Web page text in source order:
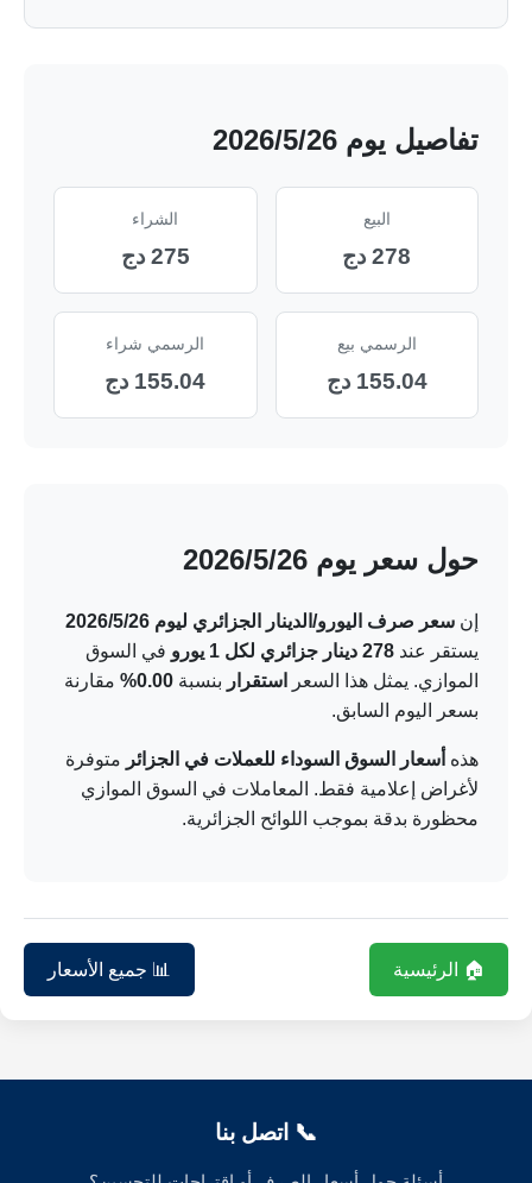
تفاصيل يوم 26‏/5‏/2026
البيع
278 دج
الشراء
275 دج
الرسمي بيع
155.04 دج
الرسمي شراء
155.04 دج
حول سعر يوم 26‏/5‏/2026
إن سعر صرف اليورو/الدينار الجزائري ليوم 26‏/5‏/2026
يستقر عند 278 دينار جزائري لكل 1 يورو
في السوق
الموازي. يمثل هذا السعر
استقرار بنسبة 0.00%
مقارنة
بسعر اليوم السابق.
هذه أسعار السوق السوداء للعملات في الجزائر متوفرة
لأغراض إعلامية فقط. المعاملات في السوق الموازي
محظورة بدقة بموجب اللوائح الجزائرية.
🏠 الرئيسية 📊 جميع الأسعار
📞 اتصل بنا